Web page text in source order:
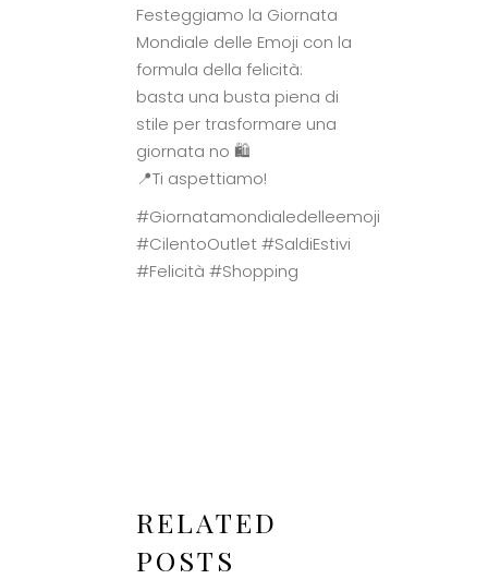
Festeggiamo la Giornata
Mondiale delle Emoji con la
formula della felicità:
basta una busta piena di
stile per trasformare una
giornata no 🛍
📍Ti aspettiamo!
#Giornatamondialedelleemoji
#CilentoOutlet #SaldiEstivi
#Felicità #Shopping
RELATED
POSTS